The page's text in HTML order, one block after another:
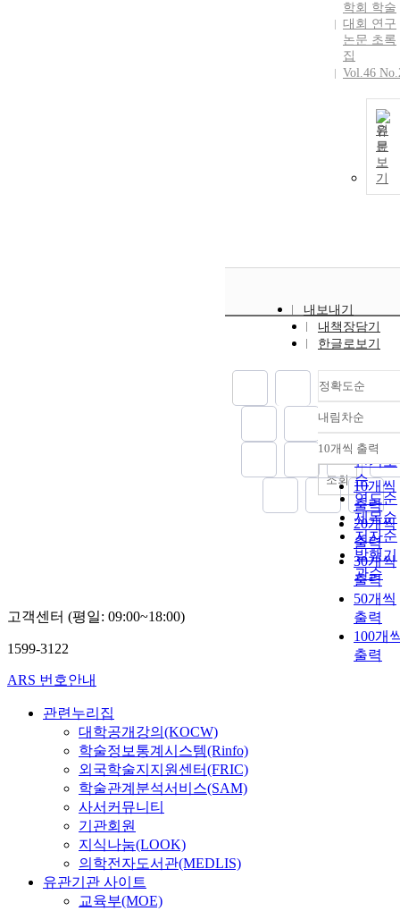
학회 학술
대회 연구
논문 초록
집
Vol.46
원
문
보
기
내보내기
내책장담기
한글로보기
정확도순
정확도
순
인기도
순
연도순
제목순
저자순
발행기
관순
내림차순
내림
10개씩 출력
10개씩
출력
20개씩
출력
30개씩
출력
50개씩
출력
100개
출력
조회
고객센터 (평일: 09:00~18:00)
1599-3122
ARS 번호안내
관련누리집
대학공개강의(KOCW)
학술정보통계시스템(Rinfo)
외국학술지지원센터(FRIC)
학술관계분석서비스(SAM)
사서커뮤니티
기관회원
지식나눔(LOOK)
의학전자도서관(MEDLIS)
유관기관 사이트
교육부(MOE)